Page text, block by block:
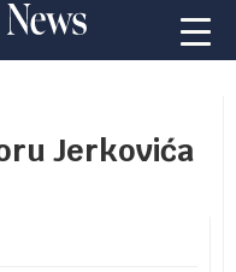
Jerkovića